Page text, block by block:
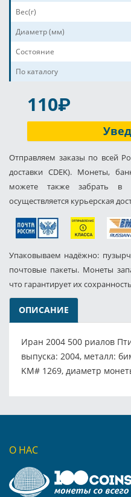
Вес(г)
Диаметр (мм)
Состояние
По каталогу
110P
Отправляем заказы по всей
доставки CDEK). Монеты,
можете также забрать
осуществляется курьерская
Упаковываем надёжно:
почтовые пакеты. Монеты
что гарантирует их
ОПИСАНИЕ
Иран 2004 500 риалов
выпуска: 2004, металл:
KM# 1269, диаметр
О НАС